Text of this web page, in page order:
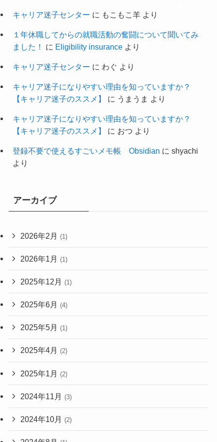
キャリア迷子センター に もこもこ羊より
１年休職してからの就職活動の奮闘について聞いてみ
ました！
に Eligibility insuranceより
キャリア迷子センター に わぐ より
キャリア迷子になりやすい理由を知っていますか？
【キャリア迷子のススメ】
に うまうま より
キャリア迷子になりやすい理由を知っていますか？
【キャリア迷子のススメ】
に おつ より
登録不要で使えるすごいメモ帳 Obsidian に shyachi
より
アーカイブ
2026年2月 (1)
2026年1月 (1)
2025年12月 (1)
2025年6月 (4)
2025年5月 (1)
2025年4月 (2)
2025年1月 (2)
2024年11月 (3)
2024年10月 (2)